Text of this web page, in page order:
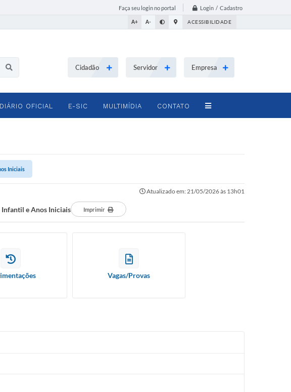
Faça seu login no portal Login / Cadastro
A+ A- ACESSIBILIDADE
Cidadão Servidor Empresa
DIÁRIO OFICIAL E-SIC MULTIMÍDIA CONTATO
Iniciais
Atualizado em: 21/05/2026 às 13h01
Infantil e Anos Iniciais Imprimir
Vagas/Provas